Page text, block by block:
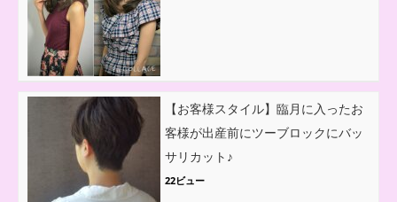
【お客様スタイル】臨月に入ったお
客様が出産前にツーブロックにバッ
サリカット♪
22ビュー